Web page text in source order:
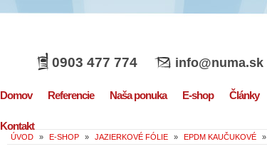
0903 477 774 info@numa.sk
Domov Referencie Naša ponuka E-shop Články
Kontakt
ÚVOD » E-SHOP » JAZIERKOVÉ FÓLIE » EPDM KAUČUKOVÉ »